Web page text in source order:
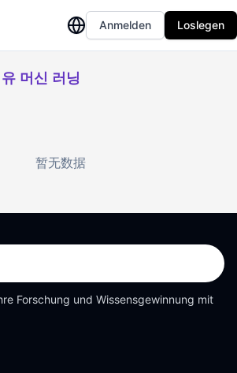
Anmelden Loslegen
머신 러닝
暂无数据
Forschung und Wissensgewinnung mit